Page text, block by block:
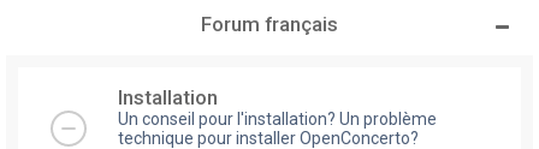
Forum français
Installation
Un conseil pour l'installation? Un problème
technique pour installer OpenConcerto?